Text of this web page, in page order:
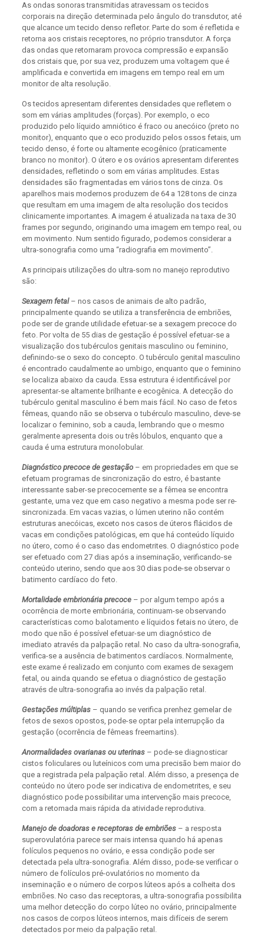
As ondas sonoras transmitidas atravessam os tecidos
corporais na direção determinada pelo ângulo do transdutor, até
que alcance um tecido denso refletor. Parte do som é refletida e
retorna aos cristais receptores, no próprio transdutor. A força
das ondas que retornaram provoca compressão e expansão
dos cristais que, por sua vez, produzem uma voltagem que é
amplificada e convertida em imagens em tempo real em um
monitor de alta resolução.
Os tecidos apresentam diferentes densidades que refletem o
som em várias amplitudes (forças). Por exemplo, o eco
produzido pelo líquido amniótico é fraco ou anecóico (preto no
monitor), enquanto que o eco produzido pelos ossos fetais, um
tecido denso, é forte ou altamente ecogênico (praticamente
branco no monitor). O útero e os ovários apresentam diferentes
densidades, refletindo o som em várias amplitudes. Estas
densidades são fragmentadas em vários tons de cinza. Os
aparelhos mais modernos produzem de 64 a 128 tons de cinza
que resultam em uma imagem de alta resolução dos tecidos
clinicamente importantes. A imagem é atualizada na taxa de 30
frames por segundo, originando uma imagem em tempo real, ou
em movimento. Num sentido figurado, podemos considerar a
ultra-sonografia como uma “radiografia em movimento”.
As principais utilizações do ultra-som no manejo reprodutivo
são:
Sexagem fetal– nos casos de animais de alto padrão,
principalmente quando se utiliza a transferência de embriões,
pode ser de grande utilidade efetuar-se a sexagem precoce do
feto. Por volta de 55 dias de gestação é possível efetuar-se a
visualização dos tubérculos genitais masculino ou feminino,
definindo-se o sexo do concepto. O tubérculo genital masculino
é encontrado caudalmente ao umbigo, enquanto que o feminino
se localiza abaixo da cauda. Essa estrutura é identificável por
apresentar-se altamente brilhante e ecogênica. A detecção do
tubérculo genital masculino é bem mais fácil. No caso de fetos
fêmeas, quando não se observa o tubérculo masculino, deve-se
localizar o feminino, sob a cauda, lembrando que o mesmo
geralmente apresenta dois ou três lóbulos, enquanto que a
cauda é uma estrutura monolobular.
Diagnóstico precoce de gestação– em propriedades em que se
efetuam programas de sincronização do estro, é bastante
interessante saber-se precocemente se a fêmea se encontra
gestante, uma vez que em caso negativo a mesma pode ser re-
sincronizada. Em vacas vazias, o lúmen uterino não contém
estruturas anecóicas, exceto nos casos de úteros flácidos de
vacas em condições patológicas, em que há conteúdo líquido
no útero, como é o caso das endometrites. O diagnóstico pode
ser efetuado com 27 dias após a inseminação, verificando-se
conteúdo uterino, sendo que aos 30 dias pode-se observar o
batimento cardíaco do feto.
Mortalidade embrionária precoce– por algum tempo após a
ocorrência de morte embrionária, continuam-se observando
características como balotamento e líquidos fetais no útero, de
modo que não é possível efetuar-se um diagnóstico de
imediato através da palpação retal. No caso da ultra-sonografia,
verifica-se a ausência de batimentos cardíacos. Normalmente,
este exame é realizado em conjunto com exames de sexagem
fetal, ou ainda quando se efetua o diagnóstico de gestação
através de ultra-sonografia ao invés da palpação retal.
Gestações múltiplas– quando se verifica prenhez gemelar de
fetos de sexos opostos, pode-se optar pela interrupção da
gestação (ocorrência de fêmeas freemartins).
Anormalidades ovarianas ou uterinas– pode-se diagnosticar
cistos foliculares ou luteínicos com uma precisão bem maior do
que a registrada pela palpação retal. Além disso, a presença de
conteúdo no útero pode ser indicativa de endometrites, e seu
diagnóstico pode possibilitar uma intervenção mais precoce,
com a retomada mais rápida da atividade reprodutiva.
Manejo de doadoras e receptoras de embriões– a resposta
superovulatória parece ser mais intensa quando há apenas
folículos pequenos no ovário, e essa condição pode ser
detectada pela ultra-sonografia. Além disso, pode-se verificar o
número de folículos pré-ovulatórios no momento da
inseminação e o número de corpos lúteos após a colheita dos
embriões. No caso das receptoras, a ultra-sonografia possibilita
uma melhor detecção do corpo lúteo no ovário, principalmente
nos casos de corpos lúteos internos, mais difíceis de serem
detectados por meio da palpação retal.